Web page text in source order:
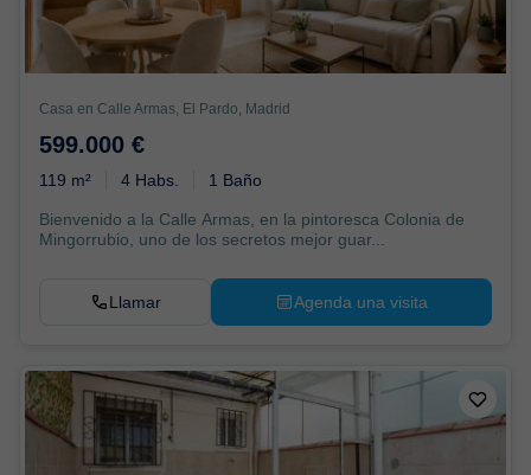
Casa en Calle Armas, El Pardo, Madrid
599.000 €
119 m² 4 Habs. 1 Baño
Bienvenido a la Calle Armas, en la pintoresca Colonia de
Mingorrubio, uno de los secretos mejor guar...
Llamar Agenda una visita